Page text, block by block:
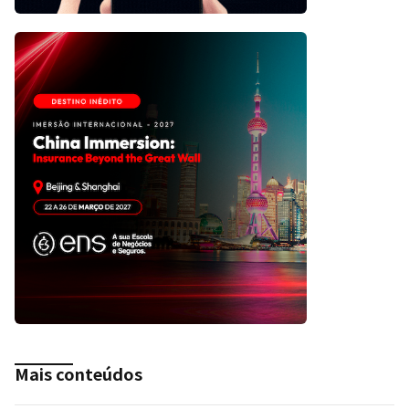
Mais conteúdos